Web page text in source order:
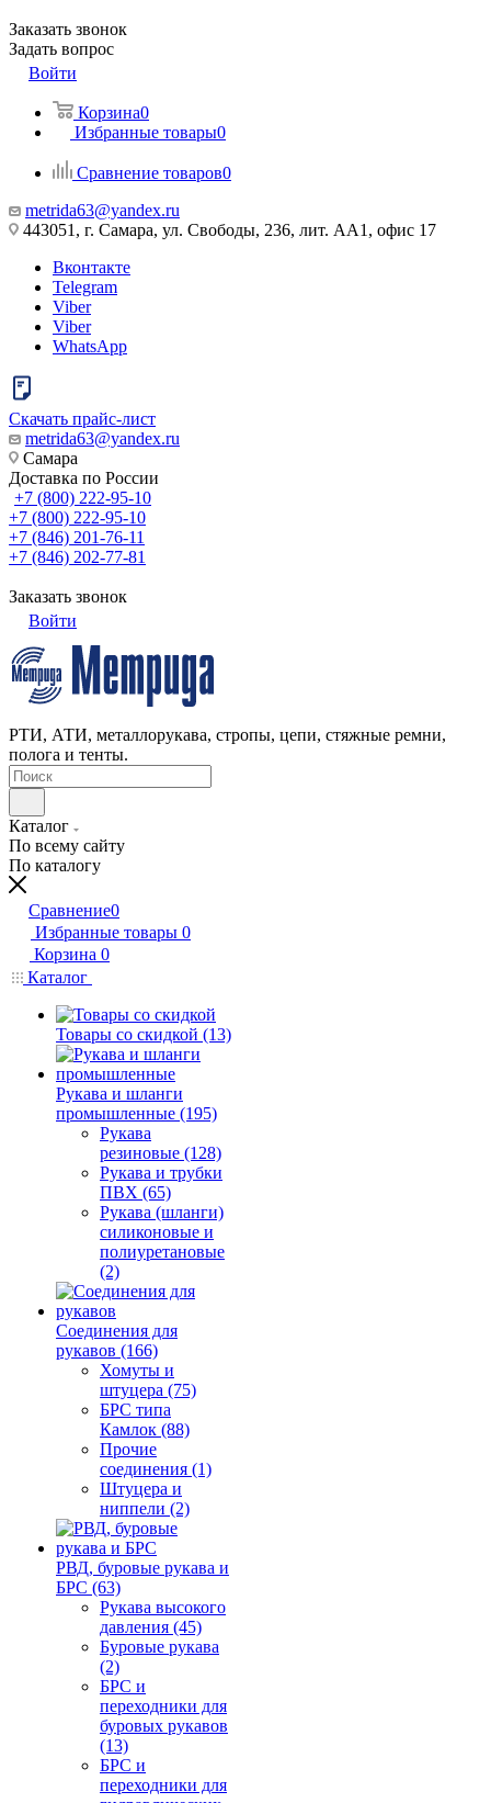
Заказать звонок
Задать вопрос
Войти
Корзина0
Избранные товары0
Сравнение товаров0
metrida63@yandex.ru
443051, г. Самара, ул. Свободы, 236, лит. АА1, офис 17
Вконтакте
Telegram
Viber
Viber
WhatsApp
Скачать прайс-лист
metrida63@yandex.ru
Самара
Доставка по России
+7 (800) 222-95-10
+7 (800) 222-95-10
+7 (846) 201-76-11
+7 (846) 202-77-81
Заказать звонок
Войти
РТИ, АТИ, металлорукава, стропы, цепи, стяжные ремни,
полога и тенты.
Каталог
По всему сайту
По каталогу
Сравнение0
Избранные товары 0
Корзина 0
Каталог
Товары со скидкой (13)
Рукава и шланги
промышленные (195)
Рукава
резиновые (128)
Рукава и трубки
ПВХ (65)
Рукава (шланги)
силиконовые и
полиуретановые
(2)
Соединения для
рукавов (166)
Хомуты и
штуцера (75)
БРС типа
Камлок (88)
Прочие
соединения (1)
Штуцера и
ниппели (2)
РВД, буровые рукава и
БРС (63)
Рукава высокого
давления (45)
Буровые рукава
(2)
БРС и
переходники для
буровых рукавов
(13)
БРС и
переходники для